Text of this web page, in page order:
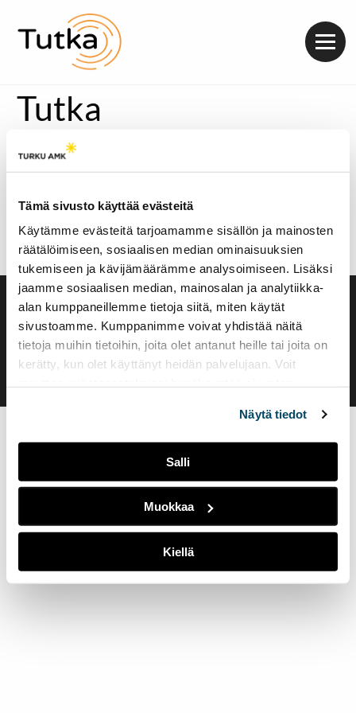
Tämä sivusto käyttää evästeitä
Käytämme evästeitä tarjoamamme sisällön ja mainosten
räätälöimiseen, sosiaalisen median ominaisuuksien
tukemiseen ja kävijämäärämme analysoimiseen. Lisäksi
jaamme sosiaalisen median, mainosalan ja analytiikka-
alan kumppaneillemme tietoja siitä, miten käytät
sivustoamme. Kumppanimme voivat yhdistää näitä
tietoja muihin tietoihin, joita olet antanut heille tai joita on
kerätty, kun olet käyttänyt heidän palvelujaan. Voit
Näytä tiedot
Salli
Muokkaa
Kiellä
Tutka
[metaslider id=25297]
Niku Hinkka haluaa parantaa maailmaa halaamalla.
ystävyys- ja läheisyyspalveluita koskettelua
kaipaaville.
Äänitoistin
Saavutettavuusseloste
Evästeasetukset